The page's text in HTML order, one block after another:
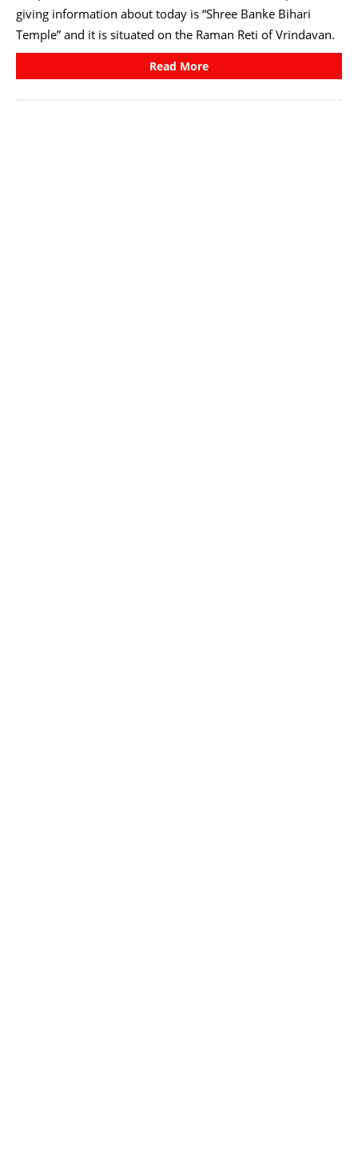
giving information about today is “Shree Banke Bihari
Temple” and it is situated on the Raman Reti of Vrindavan.
Read More